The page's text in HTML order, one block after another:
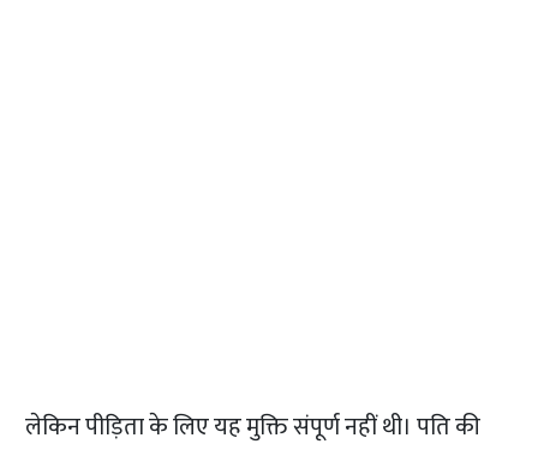
लेकिन पीड़िता के लिए यह मुक्ति संपूर्ण नहीं थी। पति की